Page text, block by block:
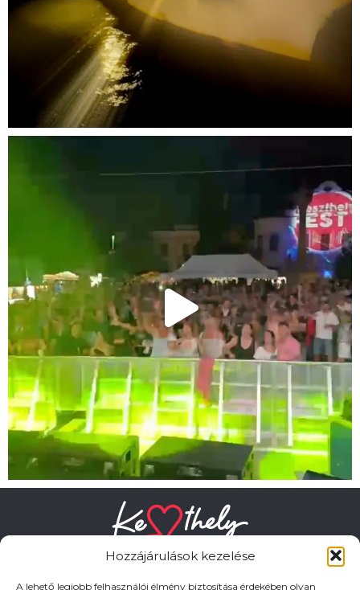
Hozzájárulások kezelése
A lehető legjobb felhasználói élmény biztosítása érdekében olyan